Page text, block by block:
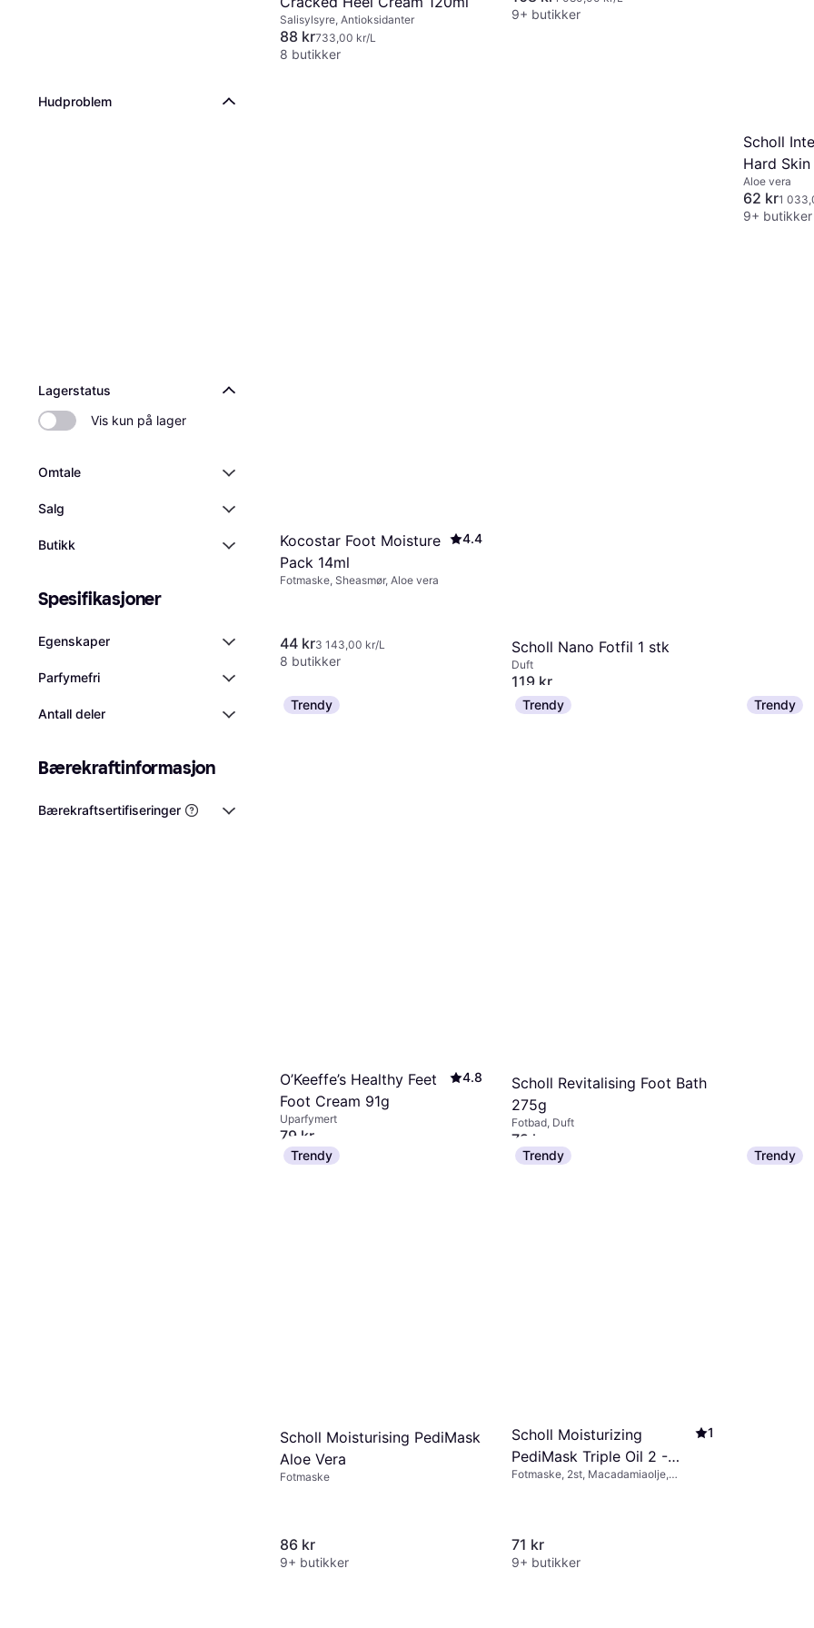
Hudproblem
Lagerstatus
Vis kun på lager
Omtale
Salg
Butikk
Spesifikasjoner
Egenskaper
Parfymefri
Antall deler
Bærekraftinformasjon
Bærekraftsertifiseringer
Salisylsyre, Antioksidanter
88 kr733,00 kr/L
8 butikker
9+ butikker
Scholl
Hard
Aloe vera
62 kr1
9+ butikker
Kocostar Foot Moisture
Pack 14ml
4.4
Fotmaske, Sheasmør, Aloe vera
44 kr3 143,00 kr/L
8 butikker
Scholl Nano Fotfil 1 stk
Duft
119 kr
9+ butikker
Trendy
O’Keeffe’s Healthy Feet
Foot Cream 91g
4.8
Uparfymert
79 kr
9+ butikker
Trendy
Scholl Revitalising Foot Bath
275g
Fotbad, Duft
78 kr
9+ butikker
Trendy
Weleda
Trendy
Scholl Moisturising PediMask
Aloe Vera
Fotmaske
86 kr
9+ butikker
Trendy
Scholl Moisturizing
PediMask Triple Oil 2 -
pack
1
Fotmaske, 2st, Macadamiaolje,
71 kr
9+ butikker
Trendy